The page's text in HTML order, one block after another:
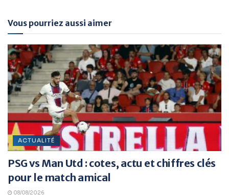
Vous pourriez aussi aimer
ACTUALITÉ
PSG vs Man Utd : cotes, actu et chiffres clés
pour le match amical
08/08/2026